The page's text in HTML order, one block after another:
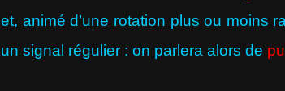
et, animé d’une rotation plus ou moins
un signal régulier : on parlera alors de